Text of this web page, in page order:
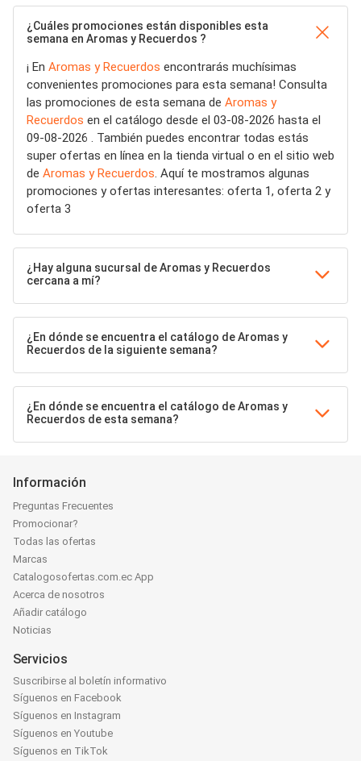
¿Cuáles promociones están disponibles esta
semana en Aromas y Recuerdos ?
¡ En Aromas y Recuerdos encontrarás muchísimas
convenientes promociones para esta semana! Consulta
las promociones de esta semana de Aromas y
Recuerdos en el catálogo desde el 03-08-2026 hasta el
09-08-2026 . También puedes encontrar todas estás
super ofertas en línea en la tienda virtual o en el sitio web
de Aromas y Recuerdos. Aquí te mostramos algunas
promociones y ofertas interesantes: oferta 1, oferta 2 y
oferta 3
¿Hay alguna sucursal de Aromas y Recuerdos
cercana a mí?
¿En dónde se encuentra el catálogo de Aromas y
Recuerdos de la siguiente semana?
¿En dónde se encuentra el catálogo de Aromas y
Recuerdos de esta semana?
Información
Preguntas Frecuentes
Promocionar?
Todas las ofertas
Marcas
Catalogosofertas.com.ec App
Acerca de nosotros
Añadir catálogo
Noticias
Servicios
Suscribirse al boletín informativo
Síguenos en Facebook
Síguenos en Instagram
Síguenos en Youtube
Síguenos en TikTok